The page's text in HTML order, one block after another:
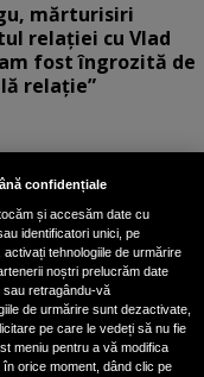
mărturisiri
relației cu Vlad
am fost îngrozită de
relație”
Guță și
ce au plecat din
„Noi
cu două-trei
după
exorbitantă pe
confidențiale
și accesăm date cu
identificatori unici, pe
tehnologiile de urmărire
noștri prelucrăm date
sau retragându-vă
de urmărire sunt dezactivate,
pe care le vedeți să nu fie
meniu pentru a vă modifica
orice moment, dând clic pe